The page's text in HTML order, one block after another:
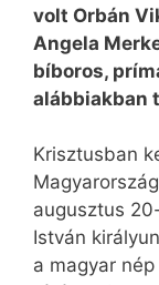
volt Orbán
Angela
bíboros,
alábbiakban
Krisztusban
augusztus
István
a magyar